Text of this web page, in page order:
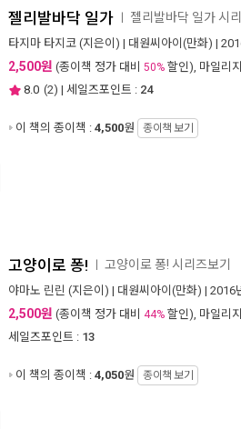
젤리발바닥 일가 젤리발바닥 일가 시
타지마 타지코 (지은이) | 대원씨아이(만화) |
2,500원 (종이책 정가 대비 50% 할인), 마일리지
8.0 (2) | 세일즈포인트 : 24
이 책의 종이책 : 4,500원 종이책 보기
고양이로 퐁! 고양이로 퐁! 시리즈보기
야마노 린린 (지은이) | 대원씨아이(만화) | 2016
2,500원 (종이책 정가 대비 44% 할인), 마일리지
세일즈포인트 : 13
이 책의 종이책 : 4,050원 종이책 보기